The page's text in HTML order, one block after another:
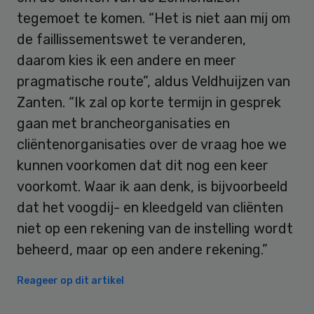
tegemoet te komen. “Het is niet aan mij om
de faillissementswet te veranderen,
daarom kies ik een andere en meer
pragmatische route”, aldus Veldhuijzen van
Zanten. “Ik zal op korte termijn in gesprek
gaan met brancheorganisaties en
cliëntenorganisaties over de vraag hoe we
kunnen voorkomen dat dit nog een keer
voorkomt. Waar ik aan denk, is bijvoorbeeld
dat het voogdij- en kleedgeld van cliënten
niet op een rekening van de instelling wordt
beheerd, maar op een andere rekening.”
Reageer op dit artikel